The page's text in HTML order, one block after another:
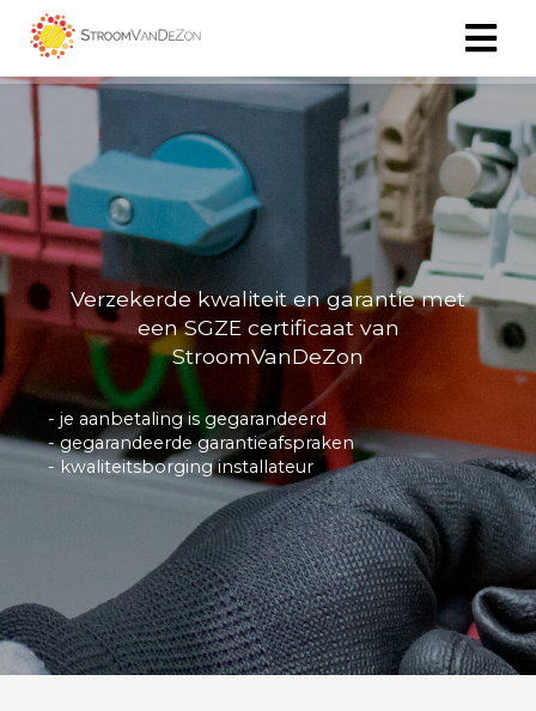
Verzekerde kwaliteit en garantie met
een SGZE certificaat van
StroomVanDeZon
- je aanbetaling is gegarandeerd
- gegarandeerde garantieafspraken
- kwaliteitsborging installateur